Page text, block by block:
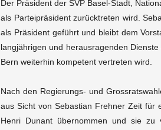
Der Präsident der SVP Basel-Stadt,
als Parteipräsident zurücktreten wird.
als Präsident geführt und bleibt dem
langjährigen und herausragenden
Bern weiterhin kompetent vertreten wird.
Nach den Regierungs- und
aus Sicht von Sebastian Frehner Zeit für
Henri Dunant übernommen und sie zu